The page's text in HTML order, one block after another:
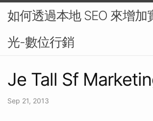
如何透過本地 SEO 來增加
光-數位行銷
Je Tall Sf
Sep 21, 2013